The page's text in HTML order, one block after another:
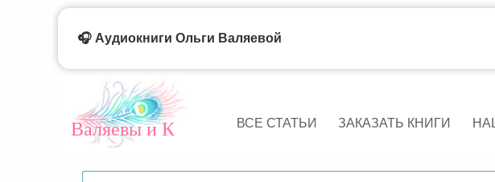
Валяевы и К ВСЕ СТАТЬИ ЗАКАЗАТЬ КНИГИ
🎧 Аудиокниги Ольги Валяевой